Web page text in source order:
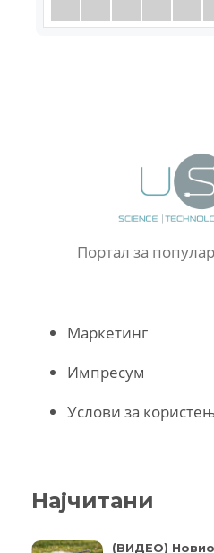
Портал за
Маркетинг
Импресум
Услови за
Најчитани
(ВИДЕО)